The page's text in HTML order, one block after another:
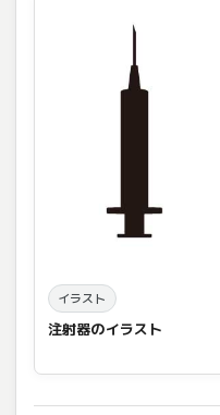
イラスト
注射器のイラスト